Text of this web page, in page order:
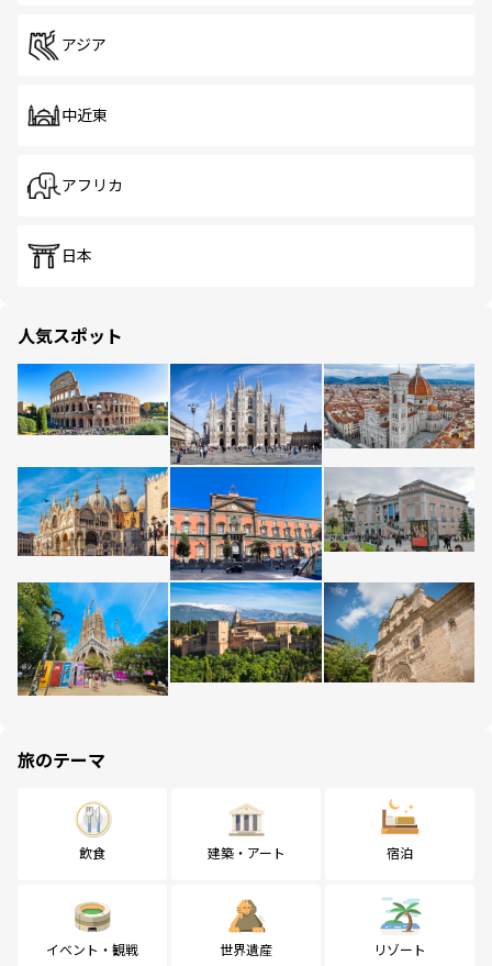
アジア
中近東
アフリカ
日本
人気スポット
旅のテーマ
飲食 建築・アート 宿泊
イベント・観戦 世界遺産 リゾート